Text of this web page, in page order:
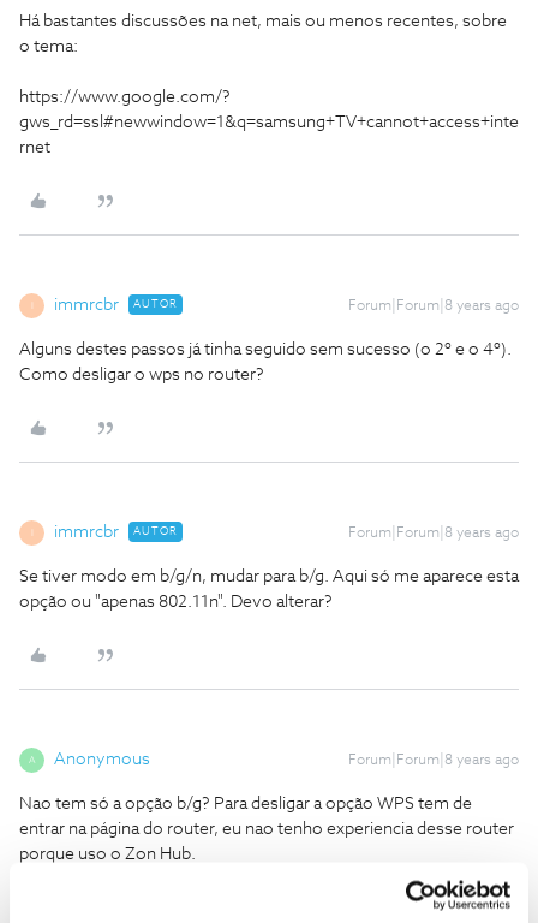
Há bastantes discussões na net, mais ou menos recentes, sobre
o tema:
https://www.google.com/?
gws_rd=ssl#newwindow=1&q=samsung+TV+cannot+access+inte
rnet
immrcbr AUTOR Forum|Forum|8 years ago
Alguns destes passos já tinha seguido sem sucesso (o 2º e o 4º).
Como desligar o wps no router?
immrcbr AUTOR Forum|Forum|8 years ago
Se tiver modo em b/g/n, mudar para b/g. Aqui só me aparece esta
opção ou "apenas 802.11n". Devo alterar?
A Anonymous Forum|Forum|8 years ago
Nao tem só a opção b/g? Para desligar a opção WPS tem de
entrar na página do router, eu nao tenho experiencia desse router
porque uso o Zon Hub.
Essas smart tvs sao um bocado manhosas para ligar, se nao